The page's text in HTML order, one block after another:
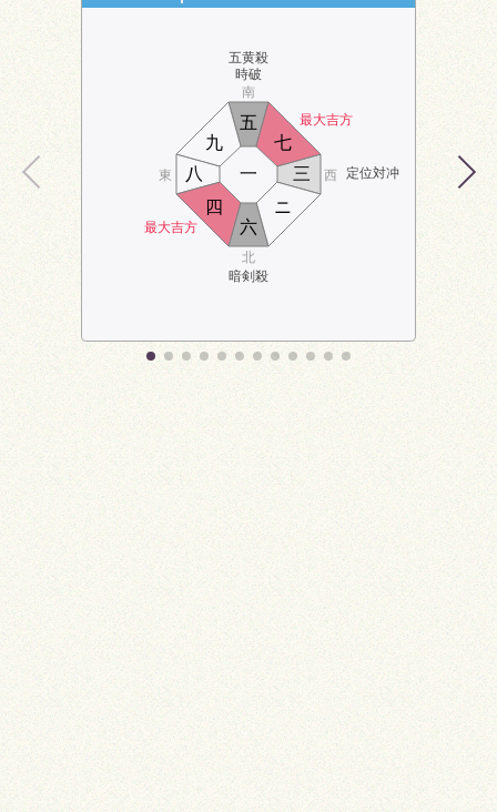
五黄殺
時破
最大吉方
定位対冲
最大吉方
暗剣殺
南
北
東 西
六
七
八
九
一
ニ
三
四
五